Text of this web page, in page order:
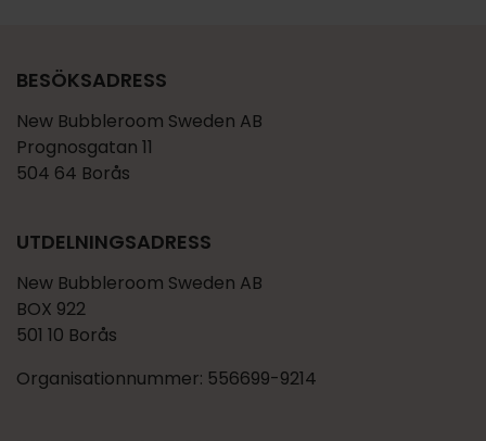
BESÖKSADRESS
New Bubbleroom Sweden AB
Prognosgatan 11
504 64 Borås
UTDELNINGS­ADRESS
New Bubbleroom Sweden AB
BOX 922
501 10 Borås
Organisationnummer: 556699-9214